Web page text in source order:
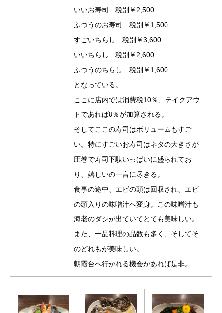
いいお寿司 税別￥2,500
ふつうのお寿司 税別￥1,500
すごいちらし 税別￥3,600
いいちらし 税別￥2,600
ふつうのちらし 税別￥1,600
となっている。
ここに店内では消費税10％、テイクアウ
トであれば8％が加算される。
そしてここの寿司はボリュームもすご
い。特にすごいお寿司はネタの大きさが
圧巻で寿司下駄いっぱいに盛られてお
り、嬉しいの一言に尽きる。
食事の途中、エビの頭は回収され、エビ
の頭入りの味噌汁へ変身。この味噌汁も
海老のダシが出ていてとても美味しい。
また、一品料理の品数も多く、そしてそ
のどれもが美味しい。
朝霞台へ行かれる機会があれば是非。